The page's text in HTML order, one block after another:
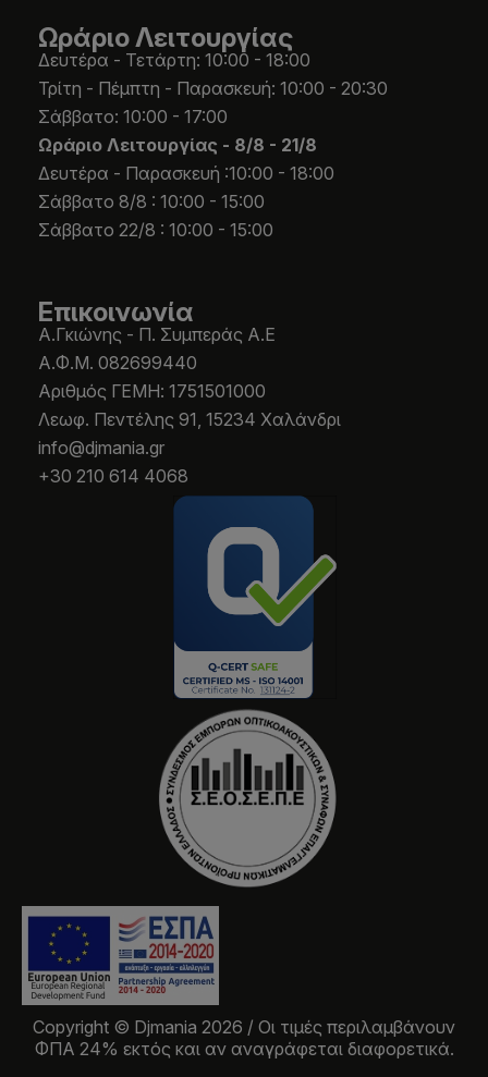
Ωράριο Λειτουργίας
Δευτέρα - Τετάρτη: 10:00 - 18:00
Τρίτη - Πέμπτη - Παρασκευή: 10:00 - 20:30
Σάββατο: 10:00 - 17:00
Ωράριο Λειτουργίας - 8/8 - 21/8
Δευτέρα - Παρασκευή :10:00 - 18:00
Σάββατο 8/8 : 10:00 - 15:00
Σάββατο 22/8 : 10:00 - 15:00
Επικοινωνία
Α.Γκιώνης - Π. Συμπεράς Α.Ε
Α.Φ.Μ. 082699440
Aριθμός ΓΕΜΗ: 1751501000
Λεωφ. Πεντέλης 91, 15234 Χαλάνδρι
info@djmania.gr
+30 210 614 4068
Copyright © Djmania 2026 / Οι τιμές περιλαμβάνουν
ΦΠΑ 24% εκτός και αν αναγράφεται διαφορετικά.